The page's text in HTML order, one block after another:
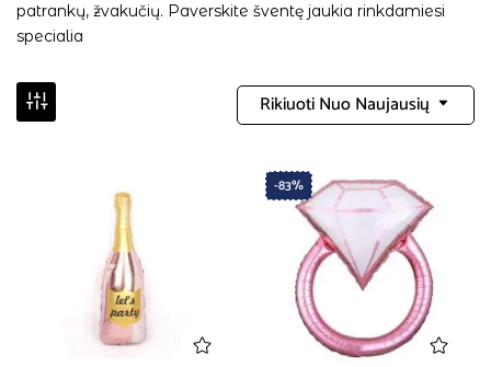
patrankų, žvakučių. Paverskite šventę jaukia rinkdamiesi
specialia
Rikiuoti Nuo Naujausių
-83%